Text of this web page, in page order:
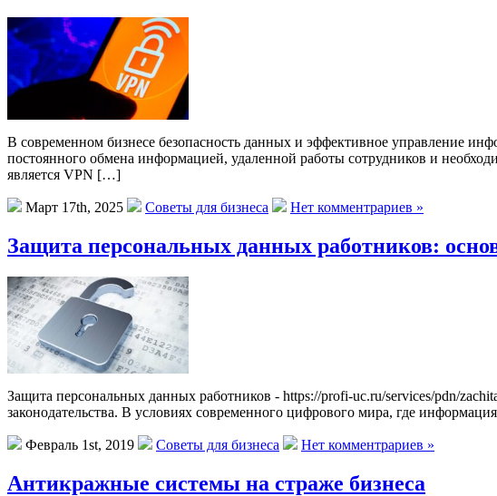
В современном бизнесе безопасность данных и эффективное управление
постоянного обмена информацией, удаленной работы сотрудников и
является VPN […]
Март 17th, 2025 Советы для бизнеса Нет комментрариев »
Защита персональных данных работников:
Защита персональных данных работников - https://profi-uc.ru/services/pdn/
законодательства. В условиях современного цифрового мира, где
Февраль 1st, 2019 Советы для бизнеса Нет комментрариев »
Антикражные системы на страже бизнеса